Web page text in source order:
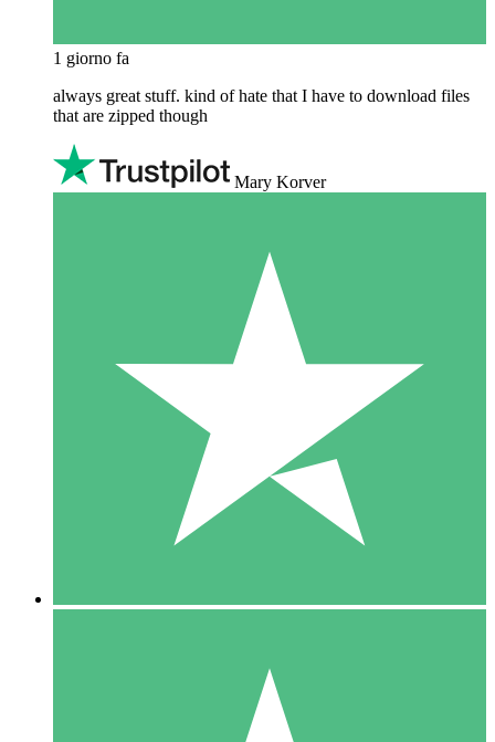
1 giorno fa
always great stuff. kind of hate that I have to download files
that are zipped though
Mary Korver